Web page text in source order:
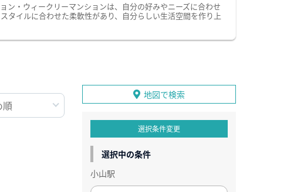
ン・ウィークリーマンションは、自分の好みやニーズに合わせ
タイルに合わせた柔軟性があり、自分らしい生活空間を作り上
地図で検索
選択条件変更
選択中の条件
小山駅